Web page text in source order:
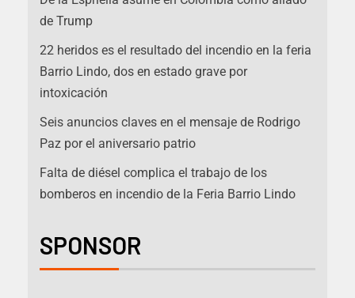
de Trump
22 heridos es el resultado del incendio en la feria
Barrio Lindo, dos en estado grave por
intoxicación
Seis anuncios claves en el mensaje de Rodrigo
Paz por el aniversario patrio
Falta de diésel complica el trabajo de los
bomberos en incendio de la Feria Barrio Lindo
SPONSOR